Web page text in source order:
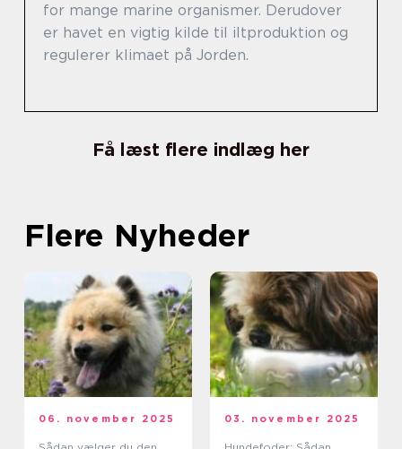
for mange marine organismer. Derudover
er havet en vigtig kilde til iltproduktion og
regulerer klimaet på Jorden.
Få læst flere indlæg her
Flere Nyheder
06. november 2025 03. november 2025